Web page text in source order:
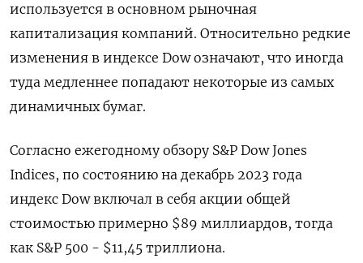
используется в основном рыночная
капитализация компаний. Относительно редкие
изменения в индексе Dow означают, что иногда
туда медленнее попадают некоторые из самых
динамичных бумаг.
Согласно ежегодному обзору S&P Dow Jones
Indices, по состоянию на декабрь 2023 года
индекс Dow включал в себя акции общей
стоимостью примерно $89 миллиардов, тогда
как S&P 500 - $11,45 триллиона.